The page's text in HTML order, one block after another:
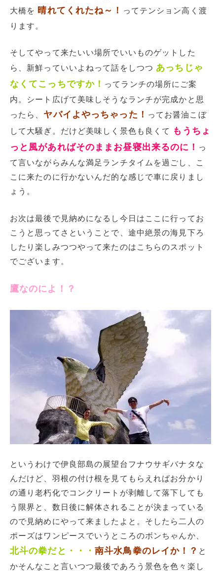
大橋を 晴れてくれたね～！
ってテンション高く渡
ります。
そしてやって来たいい場所でいいものゲットした
ら、新鮮っていいよねって話をしつつ あっちじゃ
なくてこっちですか！ ってランチの場所にご案
内。シート広げて美味しそうなランチが完成かと思
ったら、 ヤバイよやっちゃった！ ってお醤油こぼ
して大騒ぎ。だけど美味しく景色も良くて
もうちょ
っと風があればそのままお昼寝出来るのに！ っ
て言いながらみんな満足ランチタイムを過ごし、こ
こに来たのに行かないんだ的な感じで車に戻りまし
ょう。
お次は最後で見納めになるし今日はここに行ってお
こうと思ってさということで、途中絶景の海見下ろ
したり楽しみつつやって来たのはこちらのスポット
でございます。
鷹なのによ！？
というわけで伊良部島の展望台フナウサギバナタな
んだけど、羽根の付け根を見てもらえればお分かり
の通り老朽化でコンクリートが剥離して落下しても
う限界と、数日後に解体されることが決まっている
ので見納めにやって来ましたよと。そしたら二人の
ポーズはワンピースでいうところのボンちゃんか、
北斗の拳だと・・・南斗水鳥拳のレイか！？ と
かそんなこと言いつつ最後であろう景色を色々楽し